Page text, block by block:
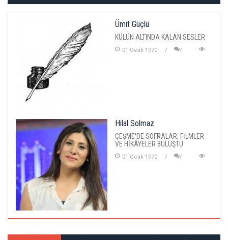
Ümit Güçlü
KÜLÜN ALTINDA KALAN SESLER
01 Ocak 1970
Hilal Solmaz
ÇEŞME'DE SOFRALAR, FİLMLER
VE HİKÂYELER BULUŞTU
01 Ocak 1970